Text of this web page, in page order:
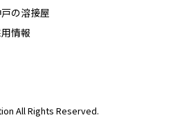
の溶接屋
情報
All Rights Reserved.